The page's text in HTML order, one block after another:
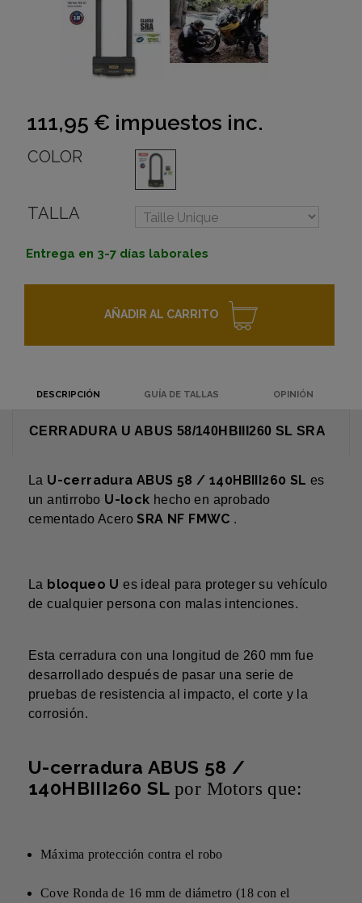
111,95 € impuestos inc.
COLOR
TALLA
Entrega en 3-7 días laborales
AÑADIR AL CARRITO
DESCRIPCIÓN GUÍA DE TALLAS OPINIÓN
CERRADURA U ABUS 58/140HBIII260 SL SRA
La U-cerradura ABUS 58 / 140HBIII260 SLes
un antirrobo U-lock hecho en aprobado
cementado AceroSRA NF FMWC .
La bloqueo Ues ideal para proteger su vehículo
de cualquier persona con malas intenciones.
Esta cerradura con una longitud de 260 mm fue
desarrollado después de pasar una serie de
pruebas de resistencia al impacto, el corte y la
corrosión.
U-cerradura ABUS 58 /
140HBIII260 SL por Motors que:
Máxima protección contra el robo
Cove Ronda de 16 mm de diámetro (18 con el